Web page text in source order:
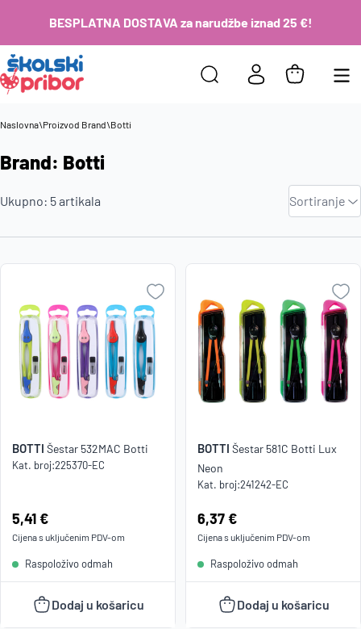
BESPLATNA DOSTAVA za narudžbe iznad 25 €!
Naslovna\Proizvod Brand\Botti
Brand: Botti
Ukupno: 5artikala Sortiranje
Zadano
Najviša
cijena
Najniža
Naziv A-
Z
Naziv Z-
A
BOTTI Šestar 532MAC Botti
Kat. broj:225370-EC
Cijena:
5,41 €
Cijena s uključenim PDV-om
Raspoloživo odmah
Dodaj u košaricu
BOTTI Šestar 581C Botti Lux
Neon
Kat. broj:241242-EC
Cijena:
6,37 €
Cijena s uključenim PDV-om
Raspoloživo odmah
Dodaj u košaricu